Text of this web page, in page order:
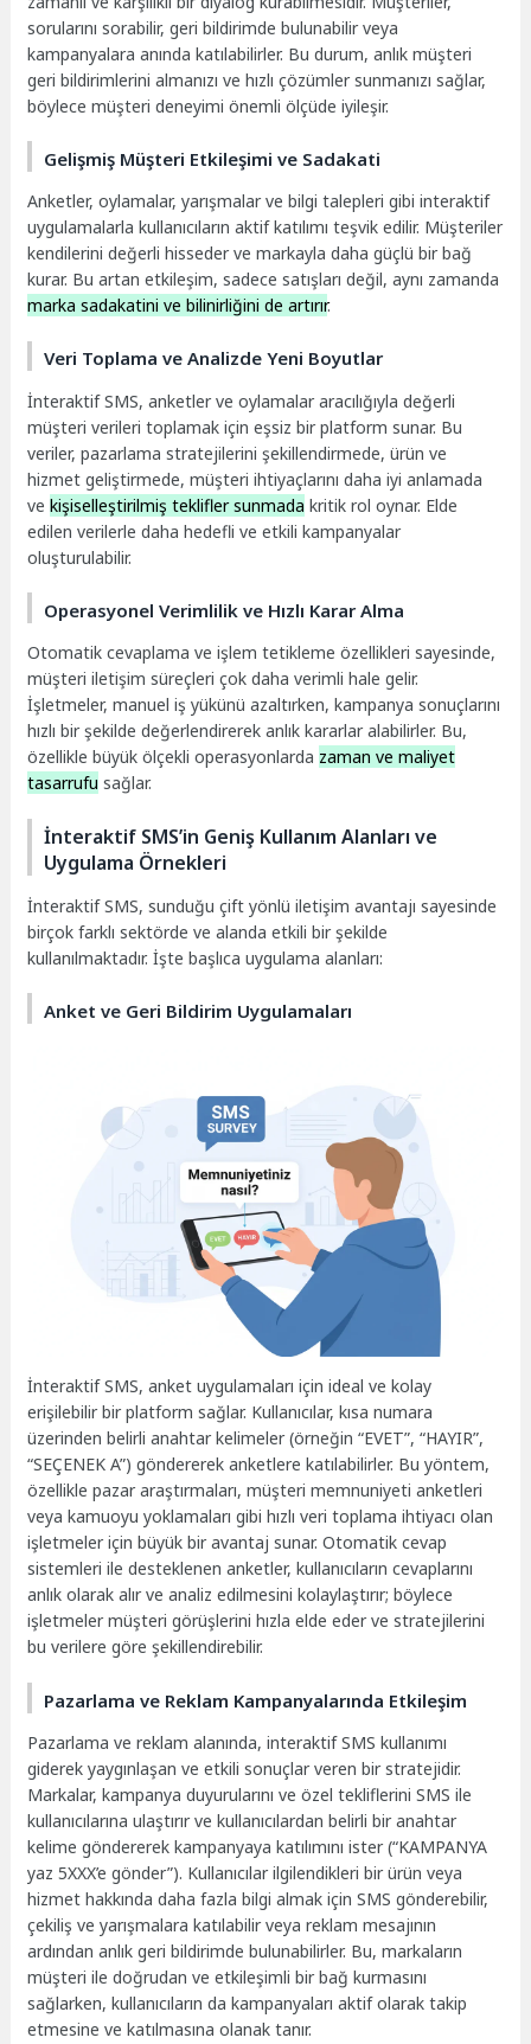
sorularını sorabilir, geri bildirimde bulunabilir veya
kampanyalara anında katılabilirler. Bu durum, anlık müşteri
geri bildirimlerini almanızı ve hızlı çözümler sunmanızı sağlar,
böylece müşteri deneyimi önemli ölçüde iyileşir.
Gelişmiş Müşteri Etkileşimi ve Sadakati
Anketler, oylamalar, yarışmalar ve bilgi talepleri gibi interaktif
uygulamalarla kullanıcıların aktif katılımı teşvik edilir. Müşteriler
kendilerini değerli hisseder ve markayla daha güçlü bir bağ
kurar. Bu artan etkileşim, sadece satışları değil, aynı zamanda
marka sadakatini ve bilinirliğini de artırır.
Veri Toplama ve Analizde Yeni Boyutlar
İnteraktif SMS, anketler ve oylamalar aracılığıyla değerli
müşteri verileri toplamak için eşsiz bir platform sunar. Bu
veriler, pazarlama stratejilerini şekillendirmede, ürün ve
hizmet geliştirmede, müşteri ihtiyaçlarını daha iyi anlamada
vekişiselleştirilmiş teklifler sunmada kritik rol oynar. Elde
edilen verilerle daha hedefli ve etkili kampanyalar
oluşturulabilir.
Operasyonel Verimlilik ve Hızlı Karar Alma
Otomatik cevaplama ve işlem tetikleme özellikleri sayesinde,
müşteri iletişim süreçleri çok daha verimli hale gelir.
İşletmeler, manuel iş yükünü azaltırken, kampanya sonuçlarını
hızlı bir şekilde değerlendirerek anlık kararlar alabilirler. Bu,
özellikle büyük ölçekli operasyonlarda zaman ve maliyet
tasarrufu sağlar.
İnteraktif SMS’in Geniş Kullanım Alanları ve
Uygulama Örnekleri
İnteraktif SMS, sunduğu çift yönlü iletişim avantajı sayesinde
birçok farklı sektörde ve alanda etkili bir şekilde
kullanılmaktadır. İşte başlıca uygulama alanları:
Anket ve Geri Bildirim Uygulamaları
İnteraktif SMS, anket uygulamaları için ideal ve kolay
erişilebilir bir platform sağlar. Kullanıcılar, kısa numara
üzerinden belirli anahtar kelimeler (örneğin “EVET”, “HAYIR”,
“SEÇENEK A”) göndererek anketlere katılabilirler. Bu yöntem,
özellikle pazar araştırmaları, müşteri memnuniyeti anketleri
veya kamuoyu yoklamaları gibi hızlı veri toplama ihtiyacı olan
işletmeler için büyük bir avantaj sunar. Otomatik cevap
sistemleri ile desteklenen anketler, kullanıcıların cevaplarını
anlık olarak alır ve analiz edilmesini kolaylaştırır; böylece
işletmeler müşteri görüşlerini hızla elde eder ve stratejilerini
bu verilere göre şekillendirebilir.
Pazarlama ve Reklam Kampanyalarında Etkileşim
Pazarlama ve reklam alanında, interaktif SMS kullanımı
giderek yaygınlaşan ve etkili sonuçlar veren bir stratejidir.
Markalar, kampanya duyurularını ve özel tekliflerini SMS ile
kullanıcılarına ulaştırır ve kullanıcılardan belirli bir anahtar
kelime göndererek kampanyaya katılımını ister (“KAMPANYA
yaz 5XXX’e gönder”). Kullanıcılar ilgilendikleri bir ürün veya
hizmet hakkında daha fazla bilgi almak için SMS gönderebilir,
çekiliş ve yarışmalara katılabilir veya reklam mesajının
ardından anlık geri bildirimde bulunabilirler. Bu, markaların
müşteri ile doğrudan ve etkileşimli bir bağ kurmasını
sağlarken, kullanıcıların da kampanyaları aktif olarak takip
etmesine ve katılmasına olanak tanır.